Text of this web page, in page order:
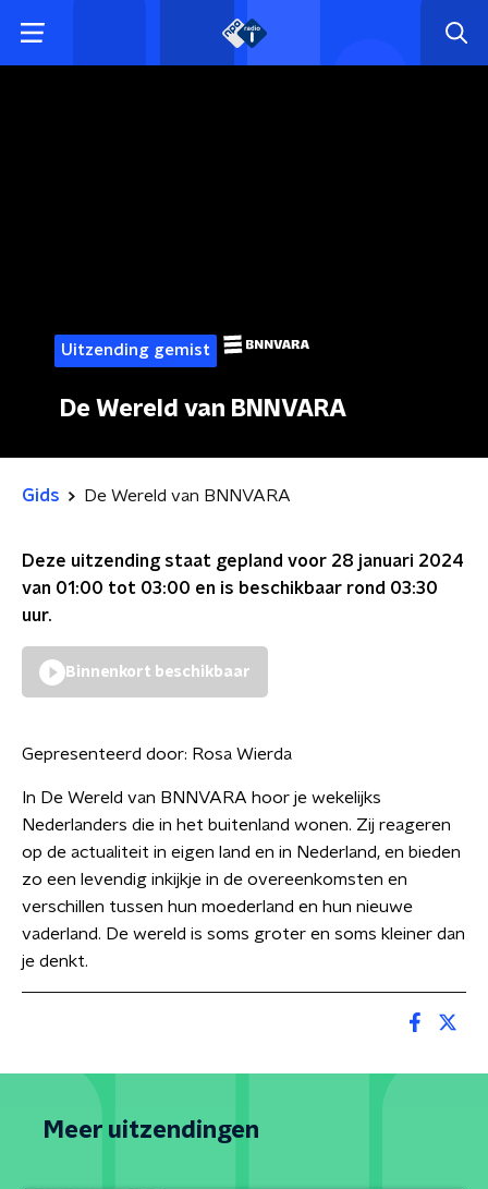
Uitzending gemist
De Wereld van BNNVARA
Gids De Wereld van BNNVARA
Deze uitzending staat gepland voor 28 januari 2024
van 01:00 tot 03:00 en is beschikbaar rond 03:30
uur.
Binnenkort beschikbaar
Gepresenteerd door: Rosa Wierda
In De Wereld van BNNVARA hoor je wekelijks
Nederlanders die in het buitenland wonen. Zij reageren
op de actualiteit in eigen land en in Nederland, en bieden
zo een levendig inkijkje in de overeenkomsten en
verschillen tussen hun moederland en hun nieuwe
vaderland. De wereld is soms groter en soms kleiner dan
je denkt.
Meer uitzendingen